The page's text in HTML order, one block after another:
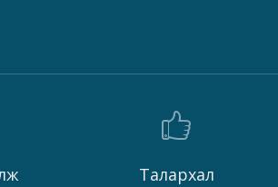
Талархал